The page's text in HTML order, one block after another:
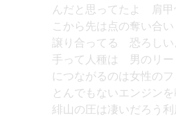
んだと思ってたよ 肩
こから先は点の奪い合
譲り合ってる 恐ろしい
手って人種は 男のリー
につながるのは女性の
とんでもないエンジン
緋山の圧は凄いだろう